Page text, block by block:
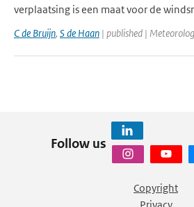
verplaatsing is een maat voor de
C de Bruijn, S de Haan | published |
Follow us
Copyright